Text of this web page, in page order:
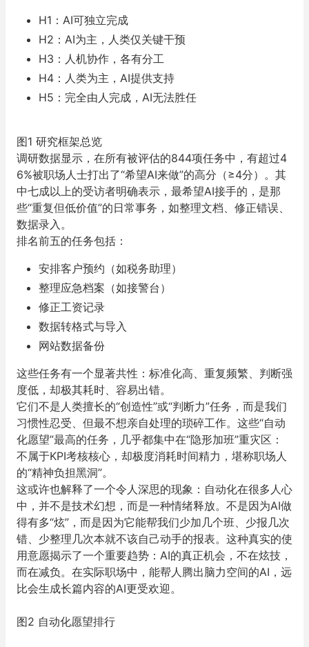
H1：AI可独立完成
H2：AI为主，人类仅关键干预
H3：人机协作，各有分工
H4：人类为主，AI提供支持
H5：完全由人完成，AI无法胜任
图1 研究框架总览
调研数据显示，在所有被评估的844项任务中，有超过4
6%被职场人士打出了“希望AI来做”的高分（≥4分）。其
中七成以上的受访者明确表示， 最希望AI接手的，是那
些“重复但低价值”的日常事务， 如整理文档、修正错误、
数据录入。
排名前五的任务包括：
安排客户预约（如税务助理）
整理应急档案（如接警台）
修正工资记录
数据转格式与导入
网站数据备份
这些任务有一个显著共性： 标准化高、重复频繁、判断强
度低，却极其耗时、容易出错。
它们不是人类擅长的“创造性”或“判断力”任务，而是我们
习惯性忍受、但最不想亲自处理的琐碎工作。 这些“自动
化愿望”最高的任务，几乎都集中在“隐形加班”重灾区：
不属于KPI考核核心，却极度消耗时间精力，堪称职场人
的“精神负担黑洞”。
这或许也解释了一个令人深思的现象： 自动化在很多人心
中，并不是技术幻想，而是一种情绪释放。 不是因为AI做
得有多“炫”，而是因为它能帮我们少加几个班、少报几次
错、少整理几次本就不该自己动手的报表。这种真实的使
用意愿揭示了一个重要趋势： AI的真正机会，不在炫技，
而在减负。在实际职场中，能帮人腾出脑力空间的AI，远
比会生成长篇内容的AI更受欢迎。
图2 自动化愿望排行